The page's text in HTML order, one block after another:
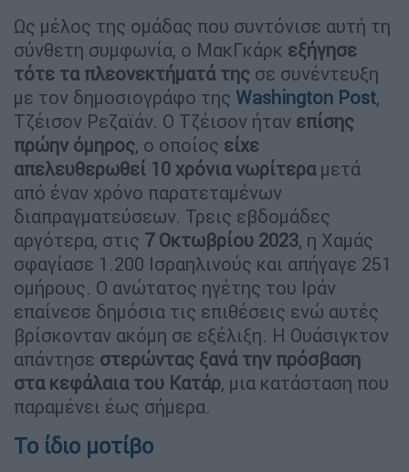
Ως μέλος της ομάδας που συντόνισε αυτή τη
σύνθετη συμφωνία, ο ΜακΓκάρκ εξήγησε
τότε τα πλεονεκτήματά της σε συνέντευξη
με τον δημοσιογράφο της Washington Post,
Τζέισον Ρεζαϊάν. Ο Τζέισον ήταν επίσης
πρώην όμηρος, ο οποίος είχε
απελευθερωθεί 10 χρόνια νωρίτεραμετά
από έναν χρόνο παρατεταμένων
διαπραγματεύσεων. Τρεις εβδομάδες
αργότερα, στις 7 Οκτωβρίου 2023, η Χαμάς
σφαγίασε 1.200 Ισραηλινούς και απήγαγε 251
ομήρους. Ο ανώτατος ηγέτης του Ιράν
επαίνεσε δημόσια τις επιθέσεις ενώ αυτές
βρίσκονταν ακόμη σε εξέλιξη. Η Ουάσιγκτον
απάντησε στερώντας ξανά την πρόσβαση
στα κεφάλαια του Κατάρ, μια κατάσταση που
παραμένει έως σήμερα.
Το ίδιο μοτίβο